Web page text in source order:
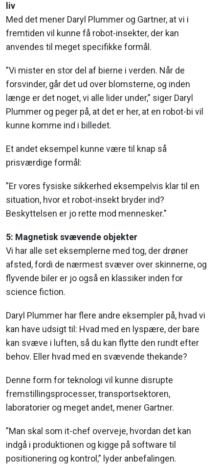
liv
Med det mener Daryl Plummer og Gartner, at vi i
fremtiden vil kunne få robot-insekter, der kan
anvendes til meget specifikke formål.
”Vi mister en stor del af bierne i verden. Når de
forsvinder, går det ud over blomsterne, og inden
længe er det noget, vi alle lider under,” siger Daryl
Plummer og peger på, at det er her, at en robot-bi vil
kunne komme ind i billedet.
Et andet eksempel kunne være til knap så
prisværdige formål:
”Er vores fysiske sikkerhed eksempelvis klar til en
situation, hvor et robot-insekt bryder ind?
Beskyttelsen er jo rette mod mennesker.”
5: Magnetisk svævende objekter
Vi har alle set eksemplerne med tog, der drøner
afsted, fordi de nærmest svæver over skinnerne, og
flyvende biler er jo også en klassiker inden for
science fiction.
Daryl Plummer har flere andre eksempler på, hvad vi
kan have udsigt til: Hvad med en lyspære, der bare
kan svæve i luften, så du kan flytte den rundt efter
behov. Eller hvad med en svævende thekande?
Denne form for teknologi vil kunne disrupte
fremstillingsprocesser, transportsektoren,
laboratorier og meget andet, mener Gartner.
”Man skal som it-chef overveje, hvordan det kan
indgå i produktionen og kigge på software til
positionering og kontrol,” lyder anbefalingen.